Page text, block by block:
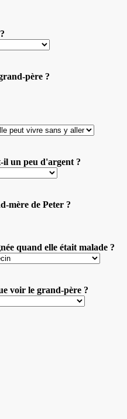
père ?
il un peu d'argent ?
mère de Peter ?
quand elle était malade ?
voir le grand-père ?